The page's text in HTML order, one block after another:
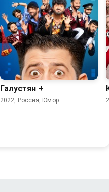
4.4
Галустян +
2022, Россия, Юмор